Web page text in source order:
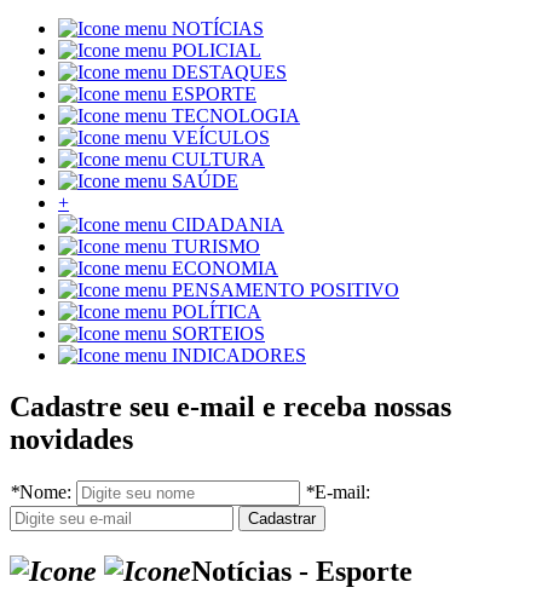
NOTÍCIAS
POLICIAL
DESTAQUES
ESPORTE
TECNOLOGIA
VEÍCULOS
CULTURA
SAÚDE
+
CIDADANIA
TURISMO
ECONOMIA
PENSAMENTO POSITIVO
POLÍTICA
SORTEIOS
INDICADORES
Cadastre seu e-mail e receba nossas
novidades
*Nome: *E-mail:
Notícias - Esporte